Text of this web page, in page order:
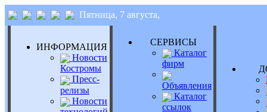
Пятница, 7 августа,
ИНФОРМАЦИЯ
Новости
Костромы
Пресс-
релизы
Новости
СЕРВИСЫ
Каталог
фирм
Объявления
Каталог
ссылок